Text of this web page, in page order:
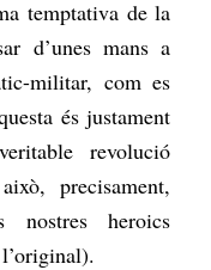
temptativa de la
d’unes mans a
militar, com es
és justament
revolució
precisament,
nostres heroics